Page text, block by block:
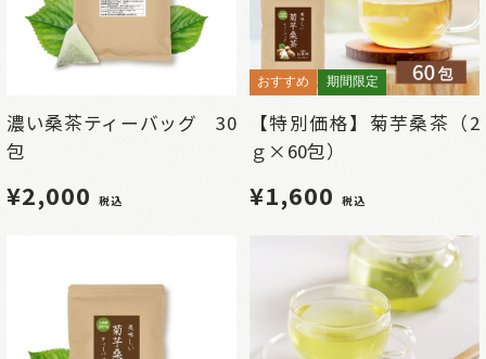
濃い桑茶ティーバッグ 30
包
¥2,000 税込
おすすめ 期間限定
【特別価格】菊芋桑茶（2
ｇ×60包）
¥1,600 税込